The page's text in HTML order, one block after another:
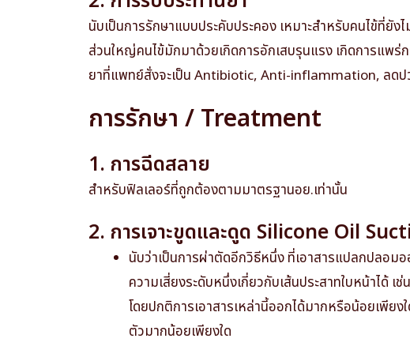
นับเป็นการรักษาแบบประคับประคอง เหมาะสำหรับคนไข้ที่ยั
ส่วนใหญ่คนไข้มักมาด้วยเกิดการอักเสบรุนแรง เกิดการแพร่
ยาที่แพทย์สั่งจะเป็น Antibiotic, Anti-inflammation, ลดปว
การรักษา / Treatment
1. การฉีดสลาย
สำหรับฟิลเลอร์ที่ถูกต้องตามมาตรฐานอย.เท่านั้น
2. การเจาะขูดและดูด Silicone Oil
นับว่าเป็นการผ่าตัดอีกวิธีหนึ่ง ที่เอาสารแปลกปลอม
ความเสี่ยงระดับหนึ่งเกี่ยวกับเส้นประสาทใบหน้าได้
โดยปกติการเอาสารเหล่านี้ออกได้มากหรือน้อยเพีย
ตัวมากน้อยเพียงใด